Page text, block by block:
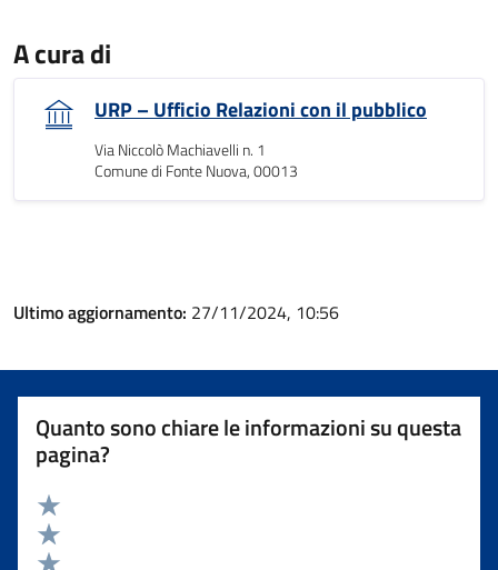
A cura di
URP – Ufficio Relazioni con il pubblico
Via Niccolò Machiavelli n. 1
Comune di Fonte Nuova, 00013
Ultimo aggiornamento: 27/11/2024, 10:56
Quanto sono chiare le informazioni su questa
pagina?
Valuta 5 stelle su 5
Valuta 4 stelle su 5